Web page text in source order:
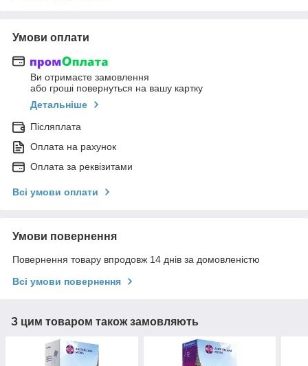
Умови оплати
Ви отримаєте замовлення
або гроші повернуться на вашу картку
Детальніше
Післяплата
Оплата на рахунок
Оплата за реквізитами
Всі умови оплати
Умови повернення
Повернення товару впродовж 14 днів за домовленістю
Всі умови повернення
З цим товаром також замовляють